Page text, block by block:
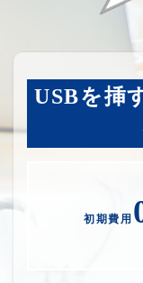
USBを挿
初期費用